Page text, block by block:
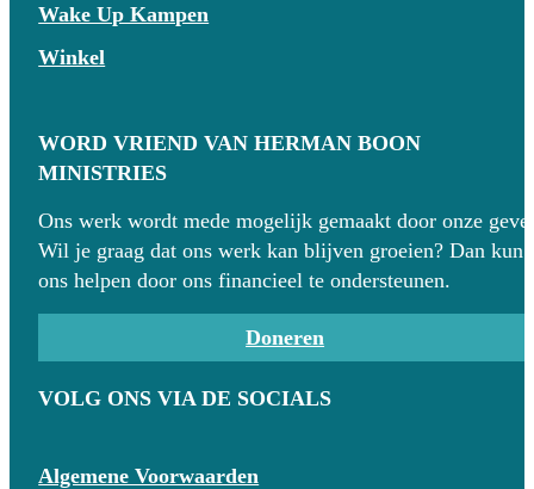
Wake Up Kampen
Winkel
WORD VRIEND VAN HERMAN BOON
MINISTRIES
Ons werk wordt mede mogelijk gemaakt door onze
Wil je graag dat ons werk kan blijven groeien? Dan kun
ons helpen door ons financieel te ondersteunen.
Doneren
VOLG ONS VIA DE SOCIALS
Algemene Voorwaarden